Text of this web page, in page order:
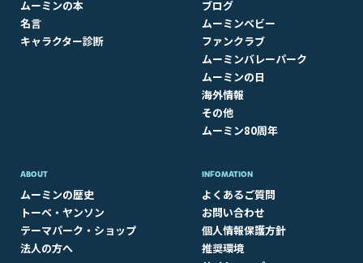
ムーミンの本
名言
キャラクター診断
ブログ
ムーミンベビー
ファンクラブ
ムーミンバレーパーク
ムーミンの日
海外情報
その他
ムーミン80周年
ABOUT​
ムーミンの歴史
トーベ・ヤンソン
テーマパーク・ショップ
法人の方へ
INFOMATION
よくあるご質問
お問い合わせ
個人情報保護方針
推奨環境